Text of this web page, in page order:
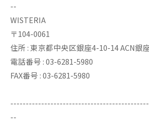
--
WISTERIA
〒104-0061
住所 : 東京都中央区銀座4-10-14 ACN銀
電話番号 : 03-6281-5980
FAX番号 : 03-6281-5980
--